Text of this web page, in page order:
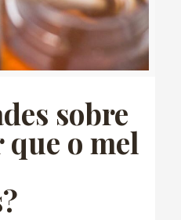
sobre
o mel